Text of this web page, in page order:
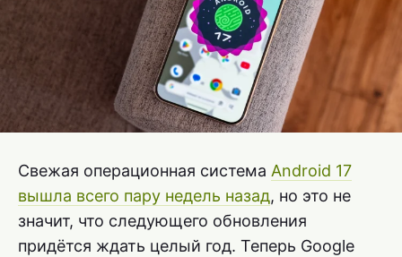
Свежая операционная система Android 17
вышла всего пару недель назад, но это не
значит, что следующего обновления
придётся ждать целый год. Теперь Google